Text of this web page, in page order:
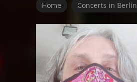
Home Concerts in Berlin